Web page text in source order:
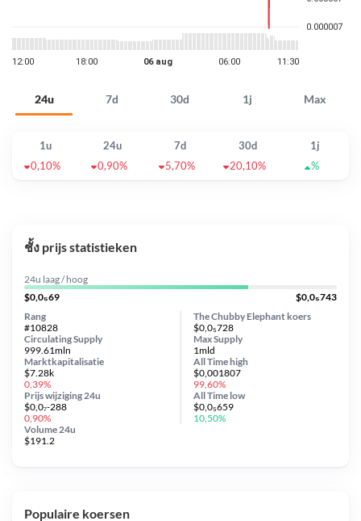
24u 7d 30d 1j Max
1u 24u 7d 30d
1j
0,10%
0,90% 5,70% 20,10% %
ชั้ง prijs statistieken
24u laag / hoog
$0,0₅69
$0,0₅743
The Chubby Elephant koers
$0,0₅728
Circulating Supply
999.61mln
Prijs wijziging 24u
$0,0₇-288
0,90%
Max Supply
1mld
Marktkapitalisatie
$7.28k
0,39%
Volume 24u
$191.2
Rang
#10828
All Timehigh
$0,001807
99,60%
All Time low
$0,0₅659
10,50%
Populaire koersen